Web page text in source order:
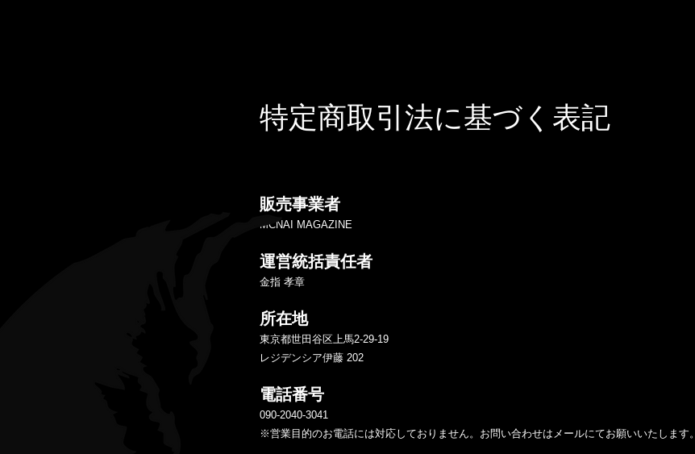
特定商取引法に基づく表記
販売事業者
MCNAI MAGAZINE
運営統括責任者
金指 孝章
所在地
東京都世田谷区上馬2-29-19
レジデンシア伊藤 202
電話番号
090-2040-3041
※営業目的のお電話には対応しておりません。お問い合わせはメールにてお願いいたします。